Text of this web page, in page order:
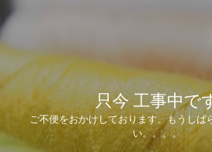
只今 工事中で
ご不便をおかけしております。もうしば
い。。。。